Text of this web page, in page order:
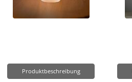
Produktbeschreibung